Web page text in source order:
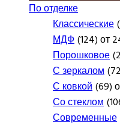
По отделке
Классические
МДФ(124) от
Порошковое
С зеркалом
С ковкой(69)
Со стеклом
Современные